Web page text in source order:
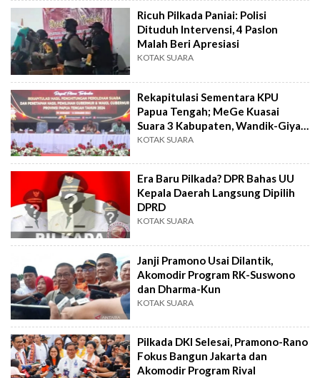
Ricuh Pilkada Paniai: Polisi
Dituduh Intervensi, 4 Paslon
Malah Beri Apresiasi
KOTAK SUARA
Rekapitulasi Sementara KPU
Papua Tengah; MeGe Kuasai
Suara 3 Kabupaten, Wandik-Giyai
Unggul di Puncak
KOTAK SUARA
Era Baru Pilkada? DPR Bahas UU
Kepala Daerah Langsung Dipilih
DPRD
KOTAK SUARA
Janji Pramono Usai Dilantik,
Akomodir Program RK-Suswono
dan Dharma-Kun
KOTAK SUARA
Pilkada DKI Selesai, Pramono-Rano
Fokus Bangun Jakarta dan
Akomodir Program Rival